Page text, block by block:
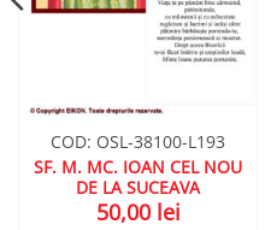
COD: OSL-38100-L193
SF. M. MC. IOAN CEL NOU
DE LA SUCEAVA
50,00 lei